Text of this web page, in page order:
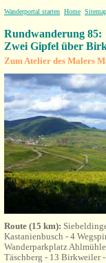
Wanderportal starten Home
Rundwanderung 85:
Zwei Gipfel über
Zum Atelier des Malers
Route (15 km):
Kastanienbusch - 4
Wanderparkplatz
Täschberg - 13 Birkweiler